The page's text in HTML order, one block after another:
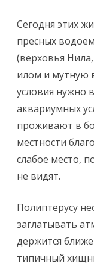
Сегодня этих
пресных
(верховья
илом и мутную
условия нужно
аквариумных
проживают в
местности
слабое место,
не видят.
Полиптерусу
заглатывать
держится
типичный